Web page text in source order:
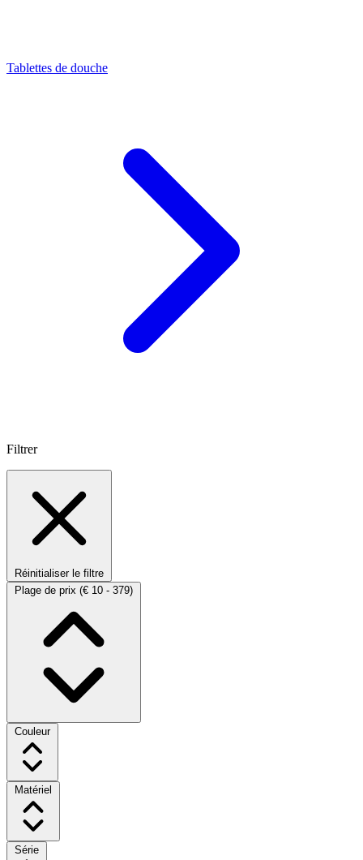
Tablettes de douche
Filtrer
Réinitialiser le filtre
Plage de prix (€ 10 - 379)
Couleur
Matériel
Série